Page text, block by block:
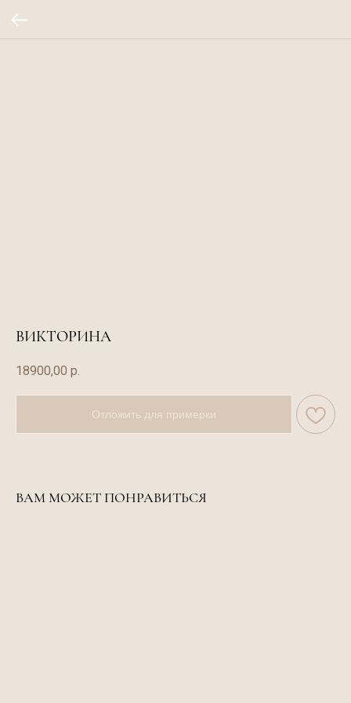
ВИКТОРИНА
18900,00 р.
Отложить для примерки
ВАМ МОЖЕТ ПОНРАВИТЬСЯ